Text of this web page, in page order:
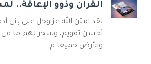
القرآن وذوو الإعاقة..
لقد امتن الله عز وجل على بني
أحسن تقويم، وسخر لهم ما في
والأرض جميعا م ...